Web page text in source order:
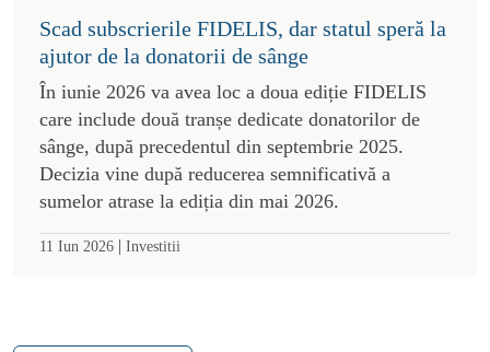
Scad subscrierile FIDELIS, dar statul speră la
ajutor de la donatorii de sânge
În iunie 2026 va avea loc a doua ediție FIDELIS
care include două tranșe dedicate donatorilor de
sânge, după precedentul din septembrie 2025.
Decizia vine după reducerea semnificativă a
sumelor atrase la ediția din mai 2026.
11 Iun 2026 | Investitii